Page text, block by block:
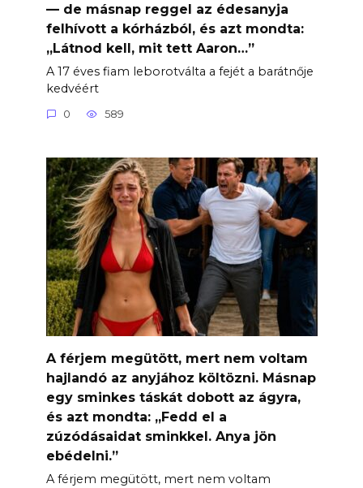
— de másnap reggel az édesanyja
felhívott a kórházból, és azt mondta:
„Látnod kell, mit tett Aaron…”
A 17 éves fiam leborotválta a fejét a barátnője
kedvéért
0 589
A férjem megütött, mert nem voltam
hajlandó az anyjához költözni. Másnap
egy sminkes táskát dobott az ágyra,
és azt mondta: „Fedd el a
zúzódásaidat sminkkel. Anya jön
ebédelni.”
A férjem megütött, mert nem voltam